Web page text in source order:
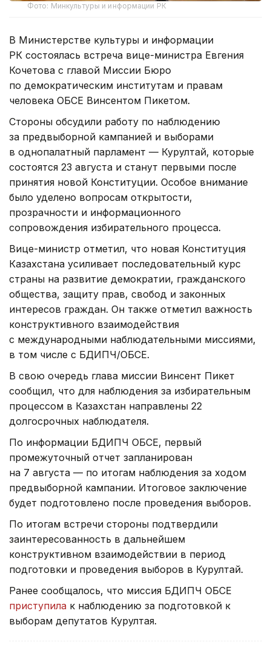
Фото: Минкультуры и информации РК
В Министерстве культуры и информации
РК состоялась встреча вице-министра Евгения
Кочетова с главой Миссии Бюро
по демократическим институтам и правам
человека ОБСЕ Винсентом Пикетом.
Стороны обсудили работу по наблюдению
за предвыборной кампанией и выборами
в однопалатный парламент — Курултай, которые
состоятся 23 августа и станут первыми после
принятия новой Конституции. Особое внимание
было уделено вопросам открытости,
прозрачности и информационного
сопровождения избирательного процесса.
Вице-министр отметил, что новая Конституция
Казахстана усиливает последовательный курс
страны на развитие демократии, гражданского
общества, защиту прав, свобод и законных
интересов граждан. Он также отметил важность
конструктивного взаимодействия
с международными наблюдательными миссиями,
в том числе с БДИПЧ/ОБСЕ.
В свою очередь глава миссии Винсент Пикет
сообщил, что для наблюдения за избирательным
процессом в Казахстан направлены 22
долгосрочных наблюдателя.
По информации БДИПЧ ОБСЕ, первый
промежуточный отчет запланирован
на 7 августа — по итогам наблюдения за ходом
предвыборной кампании. Итоговое заключение
будет подготовлено после проведения выборов.
По итогам встречи стороны подтвердили
заинтересованность в дальнейшем
конструктивном взаимодействии в период
подготовки и проведения выборов в Курултай.
Ранее сообщалось, что миссия БДИПЧ ОБСЕ
приступила к наблюдению за подготовкой к
выборам депутатов Курултая.